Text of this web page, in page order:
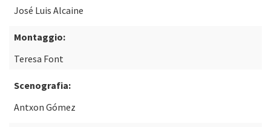
José Luis Alcaine
Montaggio:
Teresa Font
Scenografia:
Antxon Gómez